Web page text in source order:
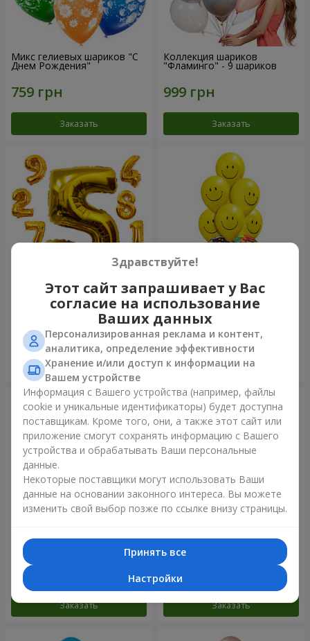
Микс гелиевых шариков "C
Днем Рождения"
Заказать
Коллекция шариков
"Фламинго" - 9 шариков
Заказать
Шарики "Цифры"
Заказать
Микс смайлов "C Днем
Рождения"
Заказать
Коллекция шариков
"Бирюза" - 9 шариков
Заказать
11 желтых смайлов и
красных сердец
Заказать
Здравствуйте!
Этот сайт запрашивает у Вас
согласие на использование
Ваших данных
Персонализированная реклама и контент,
аналитика, определение эффективности
Хранение и/или доступ к информации на
Вашем устройстве
Информация с Вашего устройства (например, файлы
cookie и уникальные идентификаторы) будет доступна
поставщикам. Кроме того, они, а также этот сайт или
приложение смогут сохранять информацию с Вашего
устройства и обрабатывать Ваши персональные
данные.
Некоторые поставщики могут использовать Ваши
данные на основании законного интереса. Вы можете
изменить свой выбор позже по ссылке внизу страницы.
Принять все
Настройки